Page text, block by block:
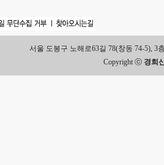
서울 도봉구 노해로63길 78(창동 74-5), 3
Copyright ⓒ 경희